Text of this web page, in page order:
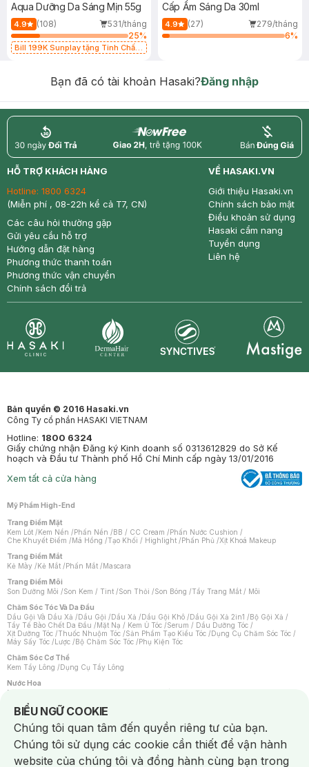
Aqua Dưỡng Da Sáng Mịn 55g
4.9 (108)
531/tháng
25%
Bill 199K Sunplay tặng Tinh Chất
Cấp Ẩm Sáng Da 30ml
4.9 (27)
279/tháng
6%
Bạn đã có tài khoản Hasaki?Đăng nhập
return nowfree price
HỖ TRỢ KHÁCH HÀNG
Hotline: 1800 6324
(Miễn phí , 08-22h kể cả T7, CN)
Các câu hỏi thường gặp
Gửi yêu cầu hỗ trợ
Hướng dẫn đặt hàng
Phương thức thanh toán
Phương thức vận chuyển
Chính sách đổi trả
VỀ HASAKI.VN
Giới thiệu Hasaki.vn
Chính sách bảo mật
Điều khoản sử dụng
Hasaki cẩm nang
Tuyển dụng
Liên hệ
Bản quyền © 2016 Hasaki.vn
Công Ty cổ phần HASAKI VIETNAM
Hotline: 1800 6324
Giấy chứng nhận Đăng ký Kinh doanh số 0313612829 do Sở Kế
hoạch và Đầu tư Thành phố Hồ Chí Minh cấp ngày 13/01/2016
Xem tất cả cửa hàng
Mỹ Phẩm High-End
Trang Điểm Mặt
Kem Lót /Kem Nền /Phấn Nền /BB / CC Cream /Phấn Nước Cushion /
Che Khuyết Điểm /Má Hồng /Tạo Khối / Highlight /Phấn Phủ /Xịt Khoá Makeup
Trang Điểm Mắt
Kẻ Mày /Kẻ Mắt /Phấn Mắt /Mascara
Trang Điểm Môi
Son Dưỡng Môi /Son Kem / Tint /Son Thỏi /Son Bóng /Tẩy Trang Mắt / Môi
Chăm Sóc Tóc Và Da Đầu
Dầu Gội Và Dầu Xả /Dầu Gội /Dầu Xả /Dầu Gội Khô /Dầu Gội Xả 2in1 /Bộ Gội Xả /
Tẩy Tế Bào Chết Da Đầu /Mặt Nạ / Kem Ủ Tóc /Serum / Dầu Dưỡng Tóc /
Xịt Dưỡng Tóc /Thuốc Nhuộm Tóc /Sản Phẩm Tạo Kiểu Tóc /Dụng Cụ Chăm Sóc Tóc /
Máy Sấy Tóc /Lược /Bộ Chăm Sóc Tóc /Phụ Kiện Tóc
Chăm Sóc Cơ Thể
Kem Tẩy Lông /Dụng Cụ Tẩy Lông
Nước Hoa
Nước Hoa Nữ
Chăm Sóc Cá Nhân
Chống Muỗi /Khẩu Trang /Máy Massage/Mặt Nạ Xông Hơi /Nước Rửa Tay/
Sản Phẩm Chăm Sóc Khác /Bàn Chải Đánh Răng /Bàn Chải Điện/
Hỗ Trợ Trắng Răng/Kem Đánh Răng /Máy Tăm Nước/ Nước Súc Miệng/
Tăm / Chỉ Nha Khoa/ Xịt Thơm Miệng / Dung Dịch Vệ Sinh/Dưỡng Vùng Kín/
Khăn Ướt Vệ Sinh Vùng Kín/Băng Vệ Sinh/Tampon/Bọt Cạo Râu /Dao Cạo Râu/
BIỂU NGỮ COOKIE
Notice about cookies usage
Chúng tôi quan tâm đến quyền riêng tư của bạn.
Chúng tôi sử dụng các cookie cần thiết để vận hành
website của chúng tôi và đồng hành cùng bạn trong